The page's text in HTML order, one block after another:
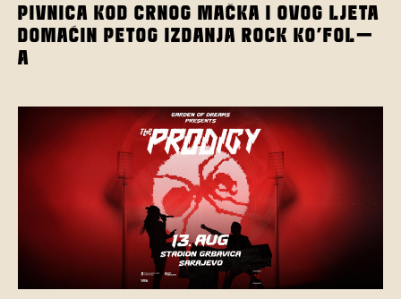
PIVNICA KOD CRNOG MAČKA I OVOG LJETA
DOMAĆIN PETOG IZDANJA ROCK KO’FOL-
A